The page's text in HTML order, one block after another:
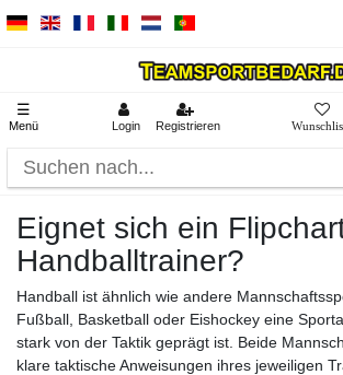
☰
Menü Login Registrieren
Eignet sich ein
Handballtrainer?
Handball ist ähnlich wie andere
Fußball, Basketball oder Eishockey eine
stark von der Taktik geprägt ist. Beide
klare taktische Anweisungen ihres jeweiligen